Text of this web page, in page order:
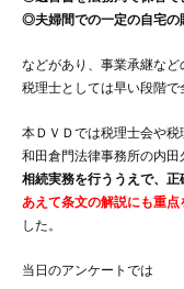
◎夫婦間での一定の自宅の
などがあり、事業承継など
税理士としては早い段階で
本ＤＶＤでは税理士会や税
和田倉門法律事務所の内田
相続実務を行ううえで、
あえて条文の解説にも重
した。
当日のアンケートでは